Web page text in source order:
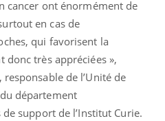
cancer ont énormément de
en cas de
qui favorisent la
très appréciées »,
de l’Unité de
département
support de l’Institut Curie.